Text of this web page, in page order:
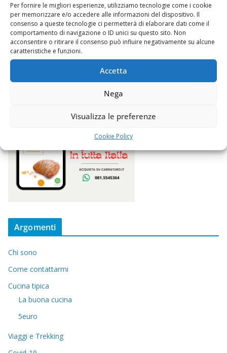
Per fornire le migliori esperienze, utilizziamo tecnologie come i cookie
per memorizzare e/o accedere alle informazioni del dispositivo. Il
consenso a queste tecnologie ci permetterà di elaborare dati come il
comportamento di navigazione o ID unici su questo sito. Non
acconsentire o ritirare il consenso può influire negativamente su alcune
caratteristiche e funzioni.
Accetta
Nega
Visualizza le preferenze
Cookie Policy
Argomenti
Chi sono
Come contattarmi
Cucina tipica
La buona cucina
5euro
Viaggi e Trekking